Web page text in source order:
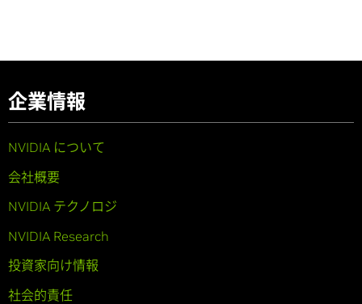
企業情報
NVIDIA について
会社概要
NVIDIA テクノロジ
NVIDIA Research
投資家向け情報
社会的責任